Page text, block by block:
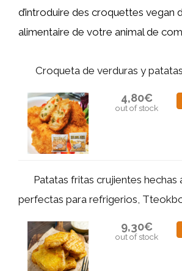
d’introduire des croquettes vegan
alimentaire de votre animal de
Croqueta de verduras y
4,80€
out of stock
Patatas fritas crujientes hechas
perfectas para refrigerios,
9,30€
out of stock